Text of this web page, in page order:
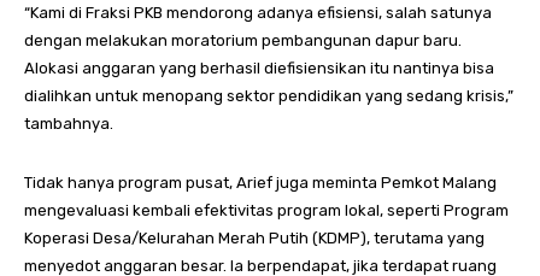
“Kami di Fraksi PKB mendorong adanya efisiensi, salah satunya
dengan melakukan moratorium pembangunan dapur baru.
Alokasi anggaran yang berhasil diefisiensikan itu nantinya bisa
dialihkan untuk menopang sektor pendidikan yang sedang krisis,”
tambahnya.
Tidak hanya program pusat, Arief juga meminta Pemkot Malang
mengevaluasi kembali efektivitas program lokal, seperti Program
Koperasi Desa/Kelurahan Merah Putih (KDMP), terutama yang
menyedot anggaran besar. Ia berpendapat, jika terdapat ruang